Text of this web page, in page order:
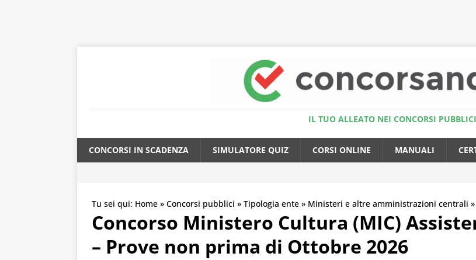
IL TUO ALLEATO NEI CONCORSI PUBBLICI
CONCORSI IN SCADENZA SIMULATORE QUIZ CORSI ONLINE MANUALI
Tu sei qui: Home » Concorsi pubblici » Tipologia ente » Ministeri e altre amministrazioni centrali »
Concorso Ministero Cultura (MIC)
– Prove non prima di Ottobre 2026